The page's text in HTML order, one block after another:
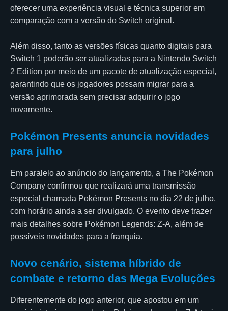
oferecer uma experiência visual e técnica superior em
comparação com a versão do Switch original.
Além disso, tanto as versões físicas quanto digitais para
Switch 1 poderão ser atualizadas para a Nintendo Switch
2 Edition por meio de um pacote de atualização especial,
garantindo que os jogadores possam migrar para a
versão aprimorada sem precisar adquirir o jogo
novamente.
Pokémon Presents anuncia novidades
para julho
Em paralelo ao anúncio do lançamento, a The Pokémon
Company confirmou que realizará uma transmissão
especial chamada Pokémon Presents no dia 22 de julho,
com horário ainda a ser divulgado. O evento deve trazer
mais detalhes sobre Pokémon Legends: Z-A, além de
possíveis novidades para a franquia.
Novo cenário, sistema híbrido de
combate e retorno das Mega Evoluções
Diferentemente do jogo anterior, que apostou em um